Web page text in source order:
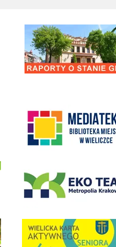
Raporty o stanie Gminy Wieliczka
link do strony Wielicka Karta